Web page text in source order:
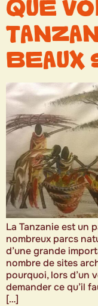
QUE
BEAUX
La Tanzanie est un
nombreux parcs
d’une grande
nombre de sites
pourquoi, lors d’un
demander ce qu’il
[…]